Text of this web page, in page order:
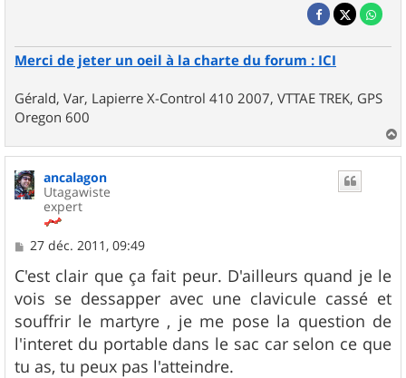
Merci de jeter un oeil à la charte du forum : ICI
Gérald, Var, Lapierre X-Control 410 2007, VTTAE TREK, GPS
Oregon 600
a
u
ancalagon
Utagawiste
expert
M
s
s
a
g
e
27 déc. 2011, 09:49
C'est clair que ça fait peur. D'ailleurs quand je le
vois se dessapper avec une clavicule cassé et
souffrir le martyre , je me pose la question de
l'interet du portable dans le sac car selon ce que
tu as, tu peux pas l'atteindre.